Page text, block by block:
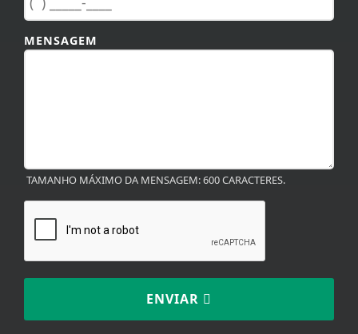
MENSAGEM
TAMANHO MÁXIMO DA MENSAGEM: 600 CARACTERES.
ENVIAR